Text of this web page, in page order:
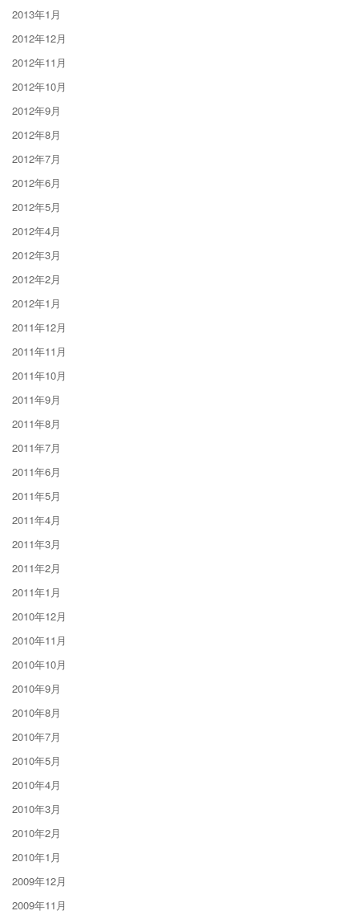
2013年1月
2012年12月
2012年11月
2012年10月
2012年9月
2012年8月
2012年7月
2012年6月
2012年5月
2012年4月
2012年3月
2012年2月
2012年1月
2011年12月
2011年11月
2011年10月
2011年9月
2011年8月
2011年7月
2011年6月
2011年5月
2011年4月
2011年3月
2011年2月
2011年1月
2010年12月
2010年11月
2010年10月
2010年9月
2010年8月
2010年7月
2010年5月
2010年4月
2010年3月
2010年2月
2010年1月
2009年12月
2009年11月